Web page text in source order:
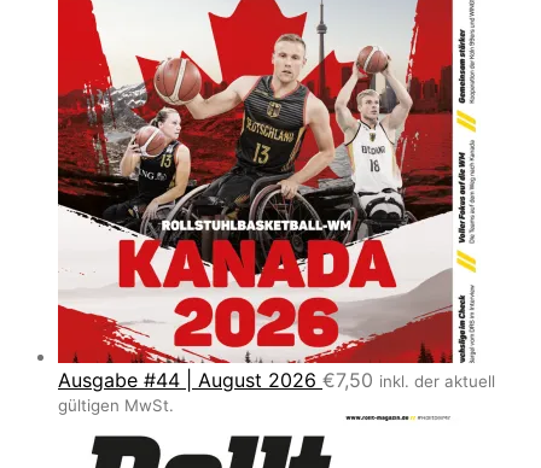
Ausgabe #44 | August 2026 €7,50 inkl. der aktuell
gültigen MwSt.